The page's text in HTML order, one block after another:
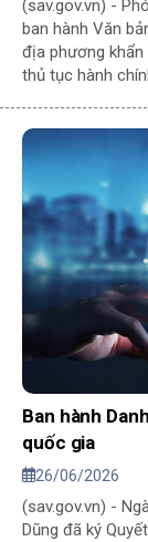
(sav.gov.vn) -
ban hành Văn
địa phương
thủ tục hành
Ban hành
quốc gia
26/06/2026
(sav.gov.vn) -
Dũng đã ký